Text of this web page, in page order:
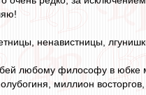
ненавистницы,
любому философу в юбке
миллион